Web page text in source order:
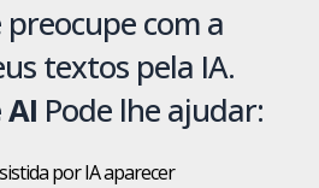
com a
textos pela IA.
Pode lhe ajudar:
por IA aparecer